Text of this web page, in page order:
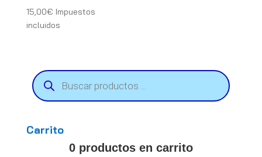
15,00€ Impuestos
incluidos
Búsqueda
de
productos
Carrito
0 productos en carrito